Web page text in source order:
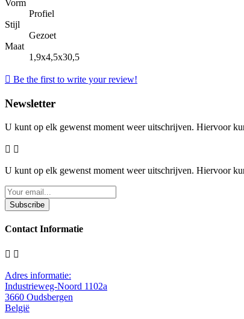
Vorm
Profiel
Stijl
Gezoet
Maat
1,9x4,5x30,5
 Be the first to write your review!
Newsletter
U kunt op elk gewenst moment weer uitschrijven. Hiervoor
 
U kunt op elk gewenst moment weer uitschrijven. Hiervoor
Subscribe
Contact Informatie
 
Adres informatie:
Industrieweg-Noord 1102a
3660 Oudsbergen
België